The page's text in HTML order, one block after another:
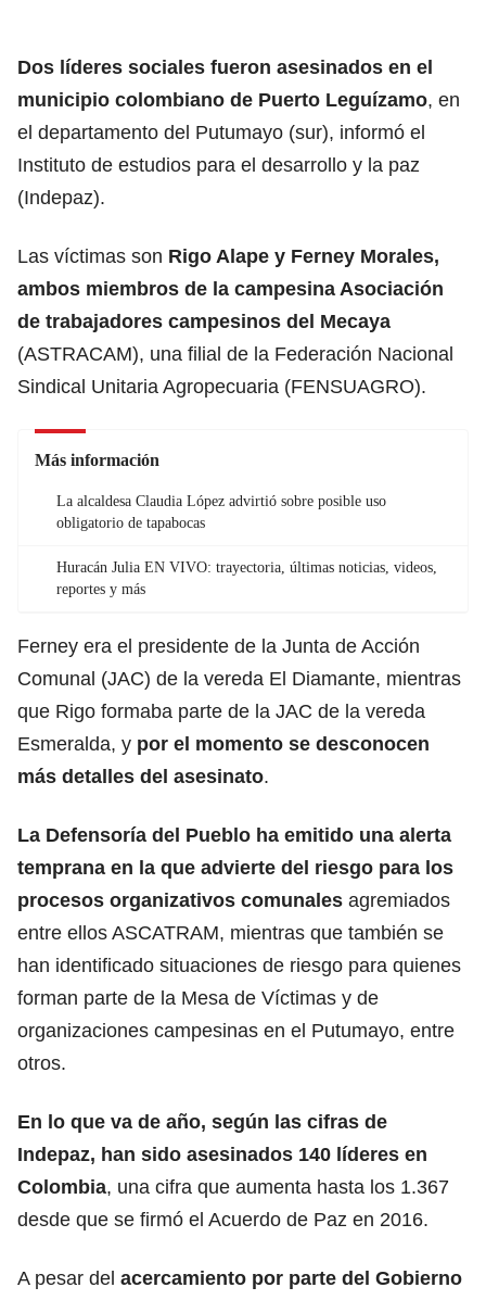
Dos líderes sociales fueron asesinados en el
municipio colombiano de Puerto Leguízamo, en
el departamento del Putumayo (sur), informó el
Instituto de estudios para el desarrollo y la paz
(Indepaz).
Las víctimas son Rigo Alape y Ferney Morales,
ambos miembros de la campesina Asociación
de trabajadores campesinos del Mecaya
(ASTRACAM), una filial de la Federación Nacional
Sindical Unitaria Agropecuaria (FENSUAGRO).
Más información
La alcaldesa Claudia López advirtió sobre posible uso
obligatorio de tapabocas
Huracán Julia EN VIVO: trayectoria, últimas noticias, videos,
reportes y más
Ferney era el presidente de la Junta de Acción
Comunal (JAC) de la vereda El Diamante, mientras
que Rigo formaba parte de la JAC de la vereda
Esmeralda, y por el momento se desconocen
más detalles del asesinato.
La Defensoría del Pueblo ha emitido una alerta
temprana en la que advierte del riesgo para los
procesos organizativos comunales agremiados
entre ellos ASCATRAM, mientras que también se
han identificado situaciones de riesgo para quienes
forman parte de la Mesa de Víctimas y de
organizaciones campesinas en el Putumayo, entre
otros.
En lo que va de año, según las cifras de
Indepaz, han sido asesinados 140 líderes en
Colombia, una cifra que aumenta hasta los 1.367
desde que se firmó el Acuerdo de Paz en 2016.
A pesar del acercamiento por parte del Gobierno